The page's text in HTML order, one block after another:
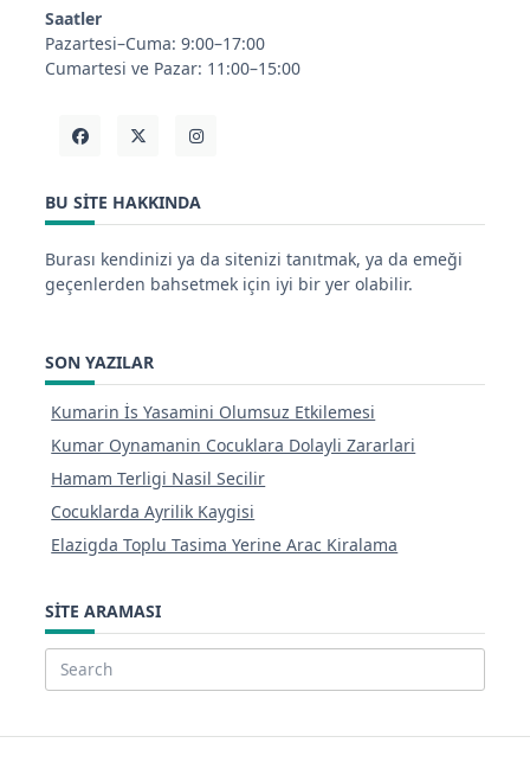
Saatler
Pazartesi–Cuma: 9:00–17:00
Cumartesi ve Pazar: 11:00–15:00
BU SITE HAKKINDA
Burası kendinizi ya da sitenizi tanıtmak, ya da emeği
geçenlerden bahsetmek için iyi bir yer olabilir.
SON YAZILAR
Kumarin İs Yasamini Olumsuz Etkilemesi
Kumar Oynamanin Cocuklara Dolayli Zararlari
Hamam Terligi Nasil Secilir
Cocuklarda Ayrilik Kaygisi
Elazigda Toplu Tasima Yerine Arac Kiralama
SITE ARAMASI
Search